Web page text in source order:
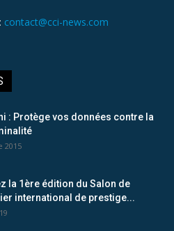
contact@cci-news.com
: Protège vos données contre la
2015
la 1ère édition du Salon de
international de prestige...